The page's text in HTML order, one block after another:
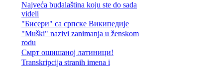
Najveća budalaština koju ste do sada
videli
"Бисери" са српске Википедије
"Muški" nazivi zanimanja u ženskom
rodu
Смрт ошишаној латиници!
Transkripcija stranih imena i